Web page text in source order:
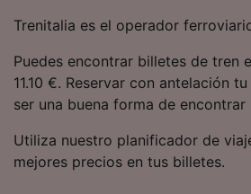
Trenitalia es el operador
Puedes encontrar billetes de tren
11.10 €. Reservar con antelación
ser una buena forma de
Utiliza nuestro planificador de
mejores precios en tus billetes.